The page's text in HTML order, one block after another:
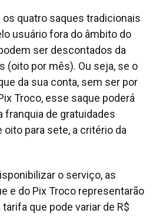
os quatro saques tradicionais
usuário fora do âmbito do
ser descontados da
(oito por mês). Ou seja, se o
da sua conta, sem ser por
Troco, esse saque poderá
franquia de gratuidades
para sete, a critério da
o serviço, as
e do Pix Troco representarão
que pode variar de R$